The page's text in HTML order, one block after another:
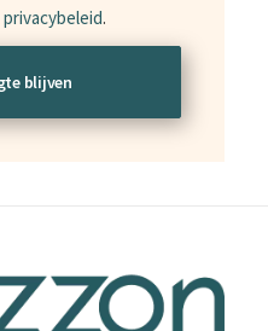
privacybeleid.